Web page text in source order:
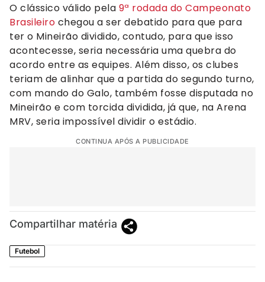
O clássico válido pela 9ª rodada do Campeonato
Brasileiro chegou a ser debatido para que para
ter o Mineirão dividido, contudo, para que isso
acontecesse, seria necessária uma quebra do
acordo entre as equipes. Além disso, os clubes
teriam de alinhar que a partida do segundo turno,
com mando do Galo, também fosse disputada no
Mineirão e com torcida dividida, já que, na Arena
MRV, seria impossível dividir o estádio.
CONTINUA APÓS A PUBLICIDADE
Compartilhar matéria
Futebol